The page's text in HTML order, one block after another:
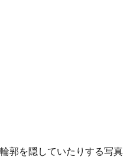
郭を隠していたりする写真